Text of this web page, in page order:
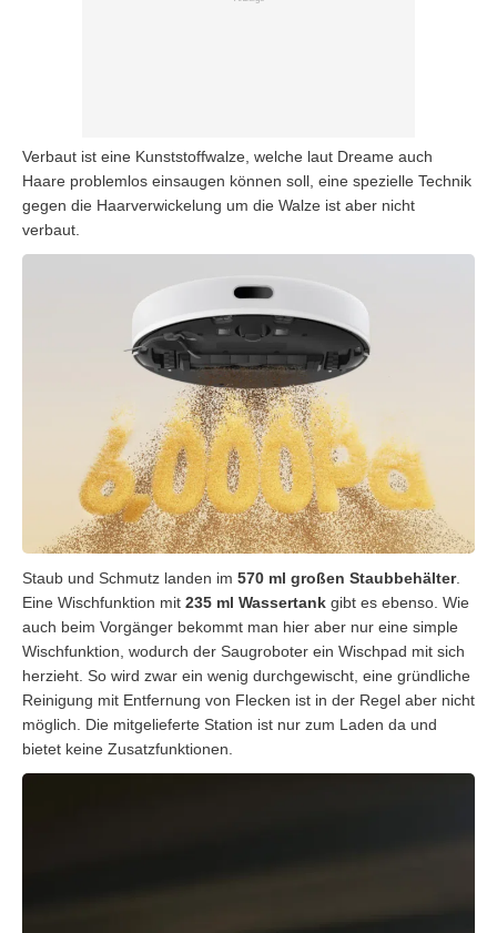
Verbaut ist eine Kunststoffwalze, welche laut Dreame auch
Haare problemlos einsaugen können soll, eine spezielle Technik
gegen die Haarverwickelung um die Walze ist aber nicht
verbaut.
Staub und Schmutz landen im 570 ml großen Staubbehälter.
Eine Wischfunktion mit 235 ml Wassertank gibt es ebenso. Wie
auch beim Vorgänger bekommt man hier aber nur eine simple
Wischfunktion, wodurch der Saugroboter ein Wischpad mit sich
herzieht. So wird zwar ein wenig durchgewischt, eine gründliche
Reinigung mit Entfernung von Flecken ist in der Regel aber nicht
möglich. Die mitgelieferte Station ist nur zum Laden da und
bietet keine Zusatzfunktionen.